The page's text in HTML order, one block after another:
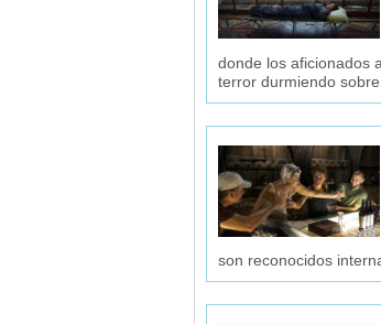
donde los aficionados
terror durmiendo
son reconocidos